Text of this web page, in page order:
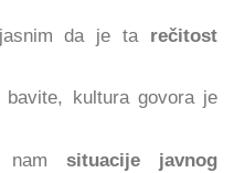
da je ta rečitost
kultura govora je
nam situacije javnog